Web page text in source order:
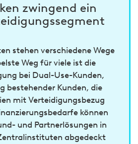
zwingend ein
stehen verschiedene Wege
Weg für viele ist die
bei Dual-Use-Kunden,
bestehender Kunden, die
mit Verteidigungsbezug
können
und Partnerlösungen in
abgedeckt